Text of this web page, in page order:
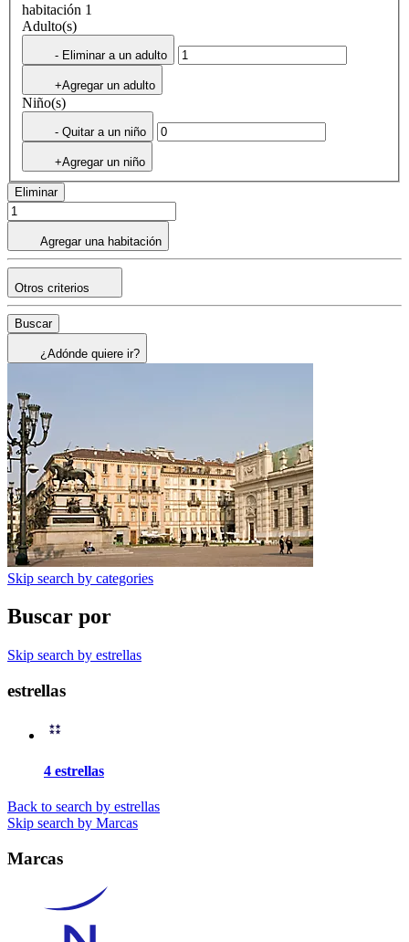
habitación 1
Adulto(s)
- Eliminar a un adulto
+Agregar un adulto
Niño(s)
- Quitar a un niño
+Agregar un niño
Eliminar
Agregar una habitación
Otros criterios
Buscar
¿Adónde quiere ir?
Skip search by categories
Buscar por
Skip search by estrellas
estrellas
4 estrellas
Back to search by estrellas
Skip search by Marcas
Marcas